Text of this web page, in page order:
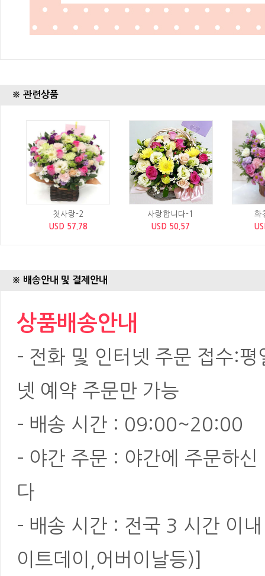
※ 관련상품
첫사랑-2
USD 57.78
사랑합니다-1
USD 50.57
화
※ 배송안내 및 결제안내
상품배송안내
- 전화 및 인터넷 주문 접수:
넷 예약 주문만 가능
- 배송 시간 : 09:00~20:00
- 야간 주문 : 야간에 주문하
다
- 배송 시간 : 전국 3 시간 이
이트데이,어버이날등)]